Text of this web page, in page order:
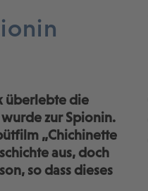
überlebte die
zur Spionin.
„Chichinette
aus, doch
so dass dieses